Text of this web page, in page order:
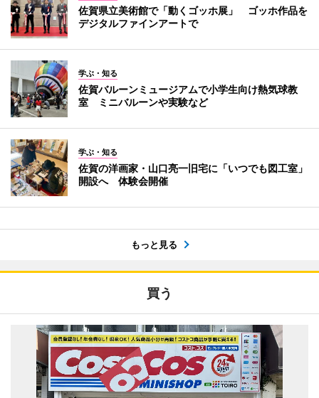
佐賀県立美術館で「動くゴッホ展」 ゴッホ作品を
デジタルファインアートで
学ぶ・知る
佐賀バルーンミュージアムで小学生向け熱気球教
室 ミニバルーンや実験など
学ぶ・知る
佐賀の洋画家・山口亮一旧宅に「いつでも図工室」
開設へ 体験会開催
もっと見る
買う